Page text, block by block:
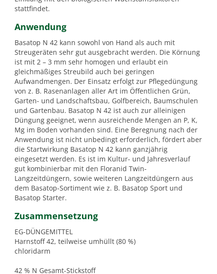
stattfindet.
Anwendung
Basatop N 42 kann sowohl von Hand als auch mit
Streugeräten sehr gut ausgebracht werden. Die Körnung
ist mit 2 – 3 mm sehr homogen und erlaubt ein
gleichmäßiges Streubild auch bei geringen
Aufwandmengen. Der Einsatz erfolgt zur Pflegedüngung
von z. B. Rasenanlagen aller Art im Öffentlichen Grün,
Garten- und Landschaftsbau, Golfbereich, Baumschulen
und Gartenbau. Basatop N 42 ist auch zur alleinigen
Düngung geeignet, wenn ausreichende Mengen an P, K,
Mg im Boden vorhanden sind. Eine Beregnung nach der
Anwendung ist nicht unbedingt erforderlich, fördert aber
die Startwirkung Basatop N 42 kann ganzjährig
eingesetzt werden. Es ist im Kultur- und Jahresverlauf
gut kombinierbar mit den Floranid Twin-
Langzeitdüngern, sowie weiteren Langzeitdüngern aus
dem Basatop-Sortiment wie z. B. Basatop Sport und
Basatop Starter.
Zusammensetzung
EG-DÜNGEMITTEL
Harnstoff 42, teilweise umhüllt (80 %)
chloridarm
42 % N Gesamt-Stickstoff